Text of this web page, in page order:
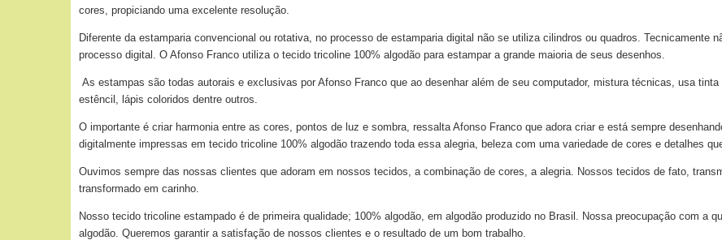
cores, propiciando uma excelente resolução.
Diferente da estamparia convencional ou rotativa, no processo de estamparia digital não se utiliza cilindros ou quadros. Tecnicamente
processo digital. O Afonso Franco utiliza o tecido tricoline 100% algodão para estampar a grande maioria de seus desenhos.
As estampas são todas autorais e exclusivas por Afonso Franco que ao desenhar além de seu computador, mistura técnicas, usa
estêncil, lápis coloridos dentre outros.
O importante é criar harmonia entre as cores, pontos de luz e sombra, ressalta Afonso Franco que adora criar e está sempre
digitalmente impressas em tecido tricoline 100% algodão trazendo toda essa alegria, beleza com uma variedade de cores e detalhes
Ouvimos sempre das nossas clientes que adoram em nossos tecidos, a combinação de cores, a alegria. Nossos tecidos de fato,
transformado em carinho.
Nosso tecido tricoline estampado é de primeira qualidade; 100% algodão, em algodão produzido no Brasil. Nossa preocupação com a
algodão. Queremos garantir a satisfação de nossos clientes e o resultado de um bom trabalho.